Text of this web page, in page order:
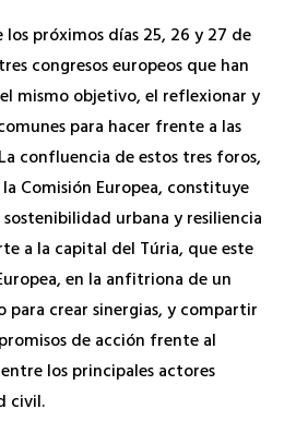
próximos días 25, 26 y 27 de
congresos europeos que han
mismo objetivo, el reflexionar y
para hacer frente a las
confluencia de estos tres foros,
Comisión Europea, constituye
urbana y resiliencia
a la capital del Túria, que este
en la anfitriona de un
para crear sinergias, y compartir
de acción frente al
los principales actores
civil.